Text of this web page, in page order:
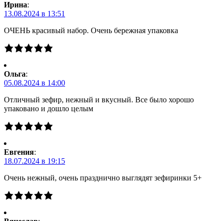
Ирина:
13.08.2024 в 13:51
ОЧЕНЬ красивый набор. Очень бережная упаковка
Ольга:
05.08.2024 в 14:00
Отличный зефир, нежный и вкусный. Все было хорошо
упаковано и дошло целым
Евгения:
18.07.2024 в 19:15
Очень нежный, очень празднично выглядят зефиринки 5+